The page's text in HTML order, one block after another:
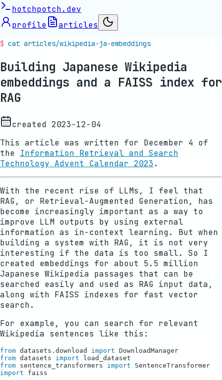
hotchpotch.dev
profile
articles
cat articles/wikipedia-ja-embeddings
Building Japanese Wikipedia
embeddings and a FAISS index for
RAG
created 2023-12-04
This article was written for December 4 of
the Information Retrieval and Search
Technology Advent Calendar 2023.
With the recent rise of LLMs, I feel that
RAG, or Retrieval-Augmented Generation, has
become increasingly important as a way to
improve LLM outputs by using external
information as in-context learning. But when
building a system with RAG, it is not very
interesting if the data is too small. So I
created embeddings for about 5.5 million
Japanese Wikipedia passages that can be
searched easily and used as RAG input data,
along with FAISS indexes for fast vector
search.
For example, you can search for relevant
Wikipedia sentences like this:
from datasets.download import
from datasets import
from sentence_transformers import
import faiss